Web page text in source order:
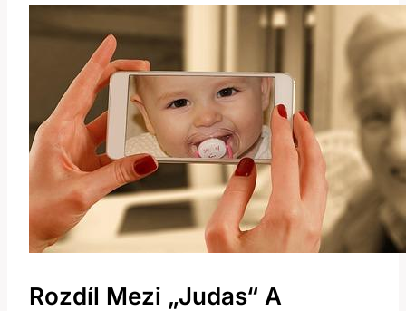
Rozdíl Mezi „Judas“ A